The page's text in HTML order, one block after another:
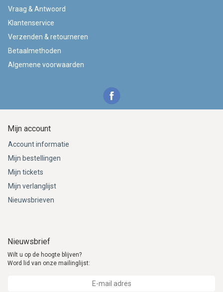
Vraag & Antwoord
Klantenservice
Verzenden & retourneren
Betaalmethoden
Algemene voorwaarden
Mijn account
Account informatie
Mijn bestellingen
Mijn tickets
Mijn verlanglijst
Nieuwsbrieven
Nieuwsbrief
Wilt u op de hoogte blijven?
Word lid van onze mailinglijst: